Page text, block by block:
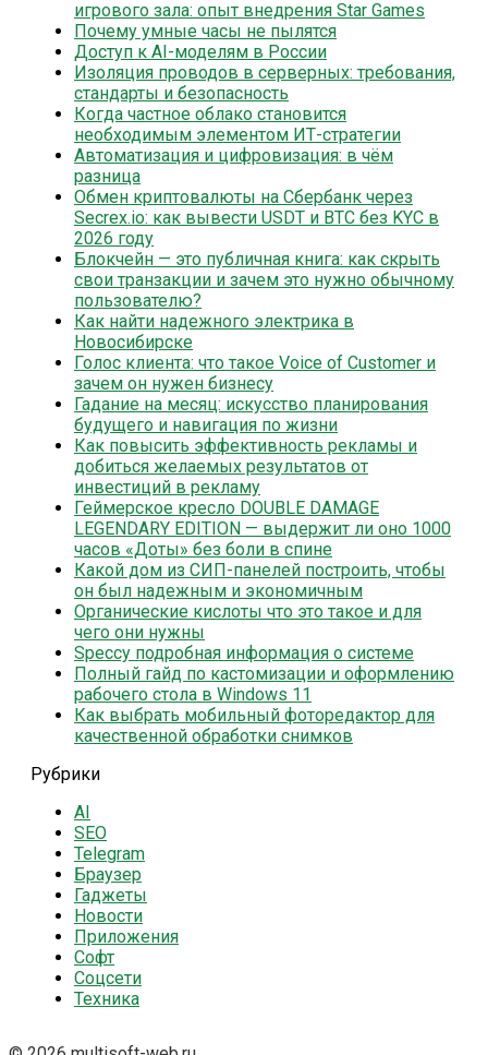
игрового зала: опыт внедрения Star Games
Почему умные часы не пылятся
Доступ к AI-моделям в России
Изоляция проводов в серверных: требования,
стандарты и безопасность
Когда частное облако становится
необходимым элементом ИТ-стратегии
Автоматизация и цифровизация: в чём
разница
Обмен криптовалюты на Сбербанк через
Secrex.io: как вывести USDT и BTC без KYC в
2026 году
Блокчейн — это публичная книга: как скрыть
свои транзакции и зачем это нужно обычному
пользователю?
Как найти надежного электрика в
Новосибирске
Голос клиента: что такое Voice of Customer и
зачем он нужен бизнесу
Гадание на месяц: искусство планирования
будущего и навигация по жизни
Как повысить эффективность рекламы и
добиться желаемых результатов от
инвестиций в рекламу
Геймерское кресло DOUBLE DAMAGE
LEGENDARY EDITION — выдержит ли оно 1000
часов «Доты» без боли в спине
Какой дом из СИП-панелей построить, чтобы
он был надежным и экономичным
Органические кислоты что это такое и для
чего они нужны
Speccy подробная информация о системе
Полный гайд по кастомизации и оформлению
рабочего стола в Windows 11
Как выбрать мобильный фоторедактор для
качественной обработки снимков
Рубрики
AI
SEO
Telegram
Браузер
Гаджеты
Новости
Приложения
Софт
Соцсети
Техника